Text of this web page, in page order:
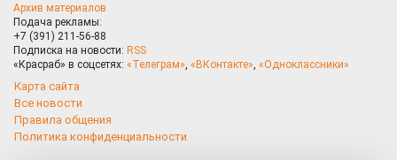
Архив материалов
Подача рекламы:
+7 (391) 211-56-88
Подписка на новости: RSS
«Красраб» в соцсетях: «Телеграм», «ВКонтакте», «Одноклассники»
Карта сайта
Все новости
Правила общения
Политика конфиденциальности